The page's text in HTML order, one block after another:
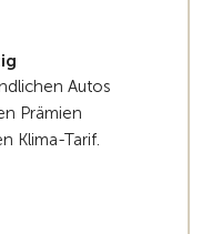
Autos
Prämien
Klima-Tarif.